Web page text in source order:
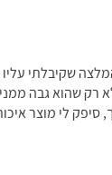
שקיבלתי
רק שהוא גבה
לי מוצר